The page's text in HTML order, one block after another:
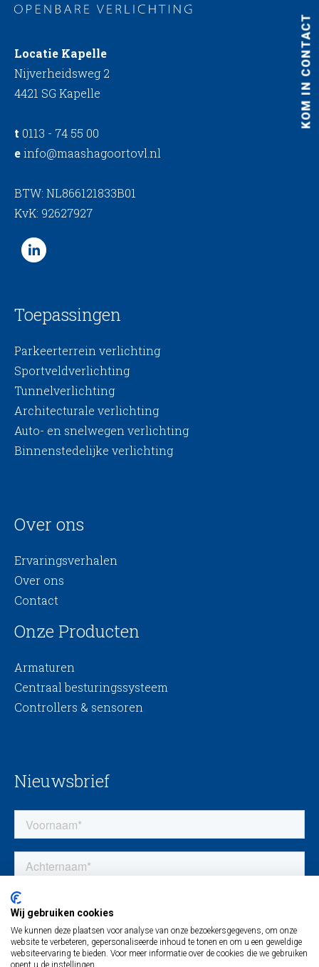
KOM IN CONTACT
Locatie Kapelle
Nijverheidsweg 2
4421 SG Kapelle
t 0113 - 74 55 00
einfo@maashagoortovl.nl
BTW: NL866121833B01
KvK: 92627927
Toepassingen
Parkeerterrein verlichting
Sportveldverlichting
Tunnelverlichting
Architecturale verlichting
Auto- en snelwegen verlichting
Binnenstedelijke verlichting
Over ons
Ervaringsverhalen
Over ons
Contact
Onze Producten
Armaturen
Centraal besturingssysteem
Controllers & sensoren
Nieuwsbrief
Wij gebruiken cookies
We kunnen deze plaatsen voor analyse van onze bezoekersgegevens, om onze
website te verbeteren, gepersonaliseerde inhoud te tonen en om u een geweldige
website-ervaring te bieden. Voor meer informatie over de cookies die we gebruiken
opent u de instellingen.